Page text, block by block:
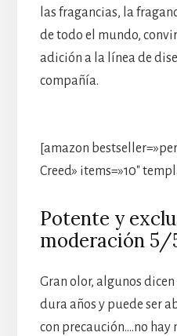
las fragancias, la
de todo el mundo,
adición a la línea de
compañía.
[amazon
Creed» items=»10″
Potente y
moderación 5/
Gran olor, algunos
dura años y puede ser
con precaución….no hay